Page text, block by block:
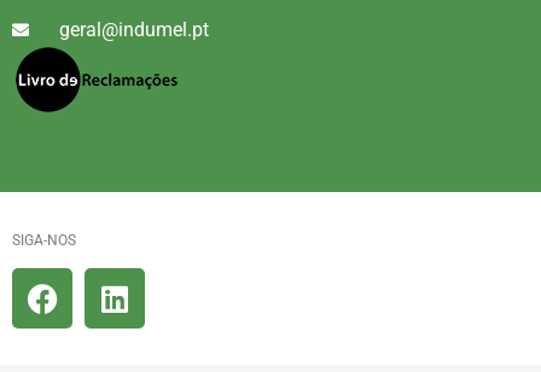
geral@indumel.pt
SIGA-NOS